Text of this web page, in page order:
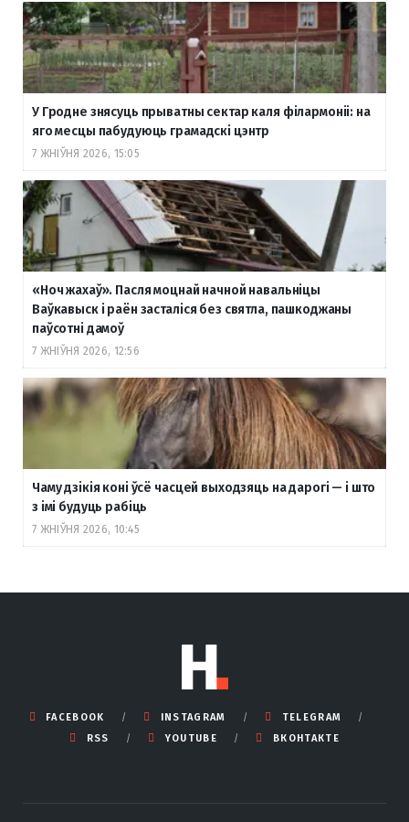
У Гродне знясуць прыватны сектар каля філармоніі: на
яго месцы пабудуюць грамадскі цэнтр
7 ЖНІЎНЯ 2026, 15:05
«Ноч жахаў». Пасля моцнай начной навальніцы
Ваўкавыск і раён засталіся без святла, пашкоджаны
паўсотні дамоў
7 ЖНІЎНЯ 2026, 12:56
Чаму дзікія коні ўсё часцей выходзяць на дарогі — і што
з імі будуць рабіць
7 ЖНІЎНЯ 2026, 10:45
FACEBOOK INSTAGRAM
TELEGRAM
RSS
YOUTUBE ВКОНТАКТЕ